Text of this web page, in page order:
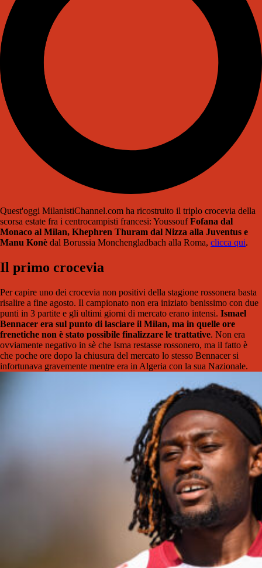
Quest'oggi MilanistiChannel.com ha ricostruito il triplo crocevia della
scorsa estate fra i centrocampisti francesi: YoussoufFofana dal
Monaco al Milan, Khephren Thuram dal Nizza alla Juventus e
Manu Konè dal Borussia Monchengladbach alla Roma, clicca qui.
Il primo crocevia
Per capire uno dei crocevia non positivi della stagione rossonera basta
risalire a fine agosto. Il campionato non era iniziato benissimo con due
punti in 3 partite e gli ultimi giorni di mercato erano intensi. Ismael
Bennacer era sul punto di lasciare il Milan, ma in quelle ore
frenetiche non è stato possibile finalizzare le trattative. Non era
ovviamente negativo in sè che Isma restasse rossonero, ma il fatto è
che poche ore dopo la chiusura del mercato lo stesso Bennacer si
infortunava gravemente mentre era in Algeria con la sua Nazionale.